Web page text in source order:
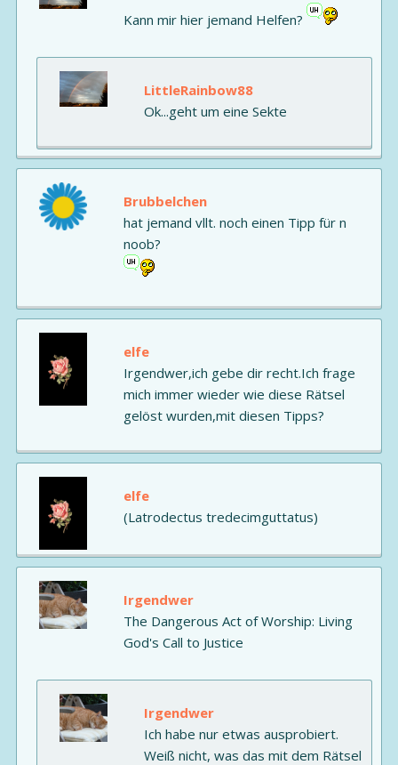
Kann mir hier jemand Helfen?
LittleRainbow88
Ok...geht um eine Sekte
Brubbelchen
hat jemand vllt. noch einen Tipp für n
noob?
elfe
Irgendwer,ich gebe dir recht.Ich frage
mich immer wieder wie diese Rätsel
gelöst wurden,mit diesen Tipps?
elfe
(Latrodectus tredecimguttatus)
Irgendwer
The Dangerous Act of Worship: Living
God's Call to Justice
Irgendwer
Ich habe nur etwas ausprobiert.
Weiß nicht, was das mit dem Rätsel